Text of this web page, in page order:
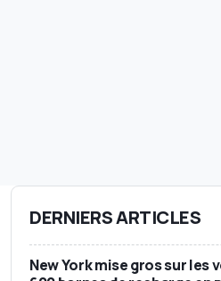
DERNIERS ARTICLES
New York mise gros sur